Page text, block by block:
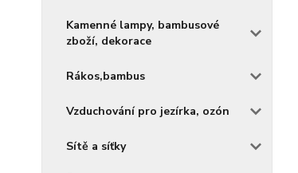
Kamenné lampy, bambusové
zboží, dekorace
Rákos,bambus
Vzduchování pro jezírka, ozón
Sítě a síťky